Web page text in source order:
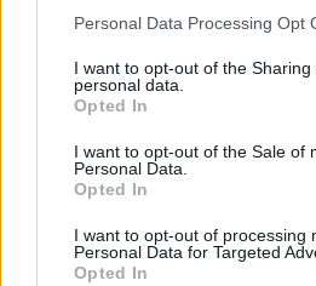
Personal Data Processing Opt
I want to opt-out of the Sharing
personal data.
Opted In
I want to opt-out of the Sale of
Personal Data.
Opted In
I want to opt-out of processing
Personal Data for Targeted
Opted In
Žiūrovas nufilmavo liepsnojantį
sienos
Žinios | Videobumas
Auto naujienų TOP-10: įžūli